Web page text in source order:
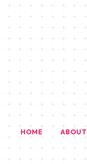
HOME ABOUT